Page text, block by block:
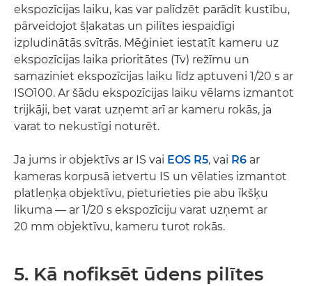
ekspozīcijas laiku, kas var palīdzēt parādīt kustību,
pārveidojot šļakatas un pilītes iespaidīgi
izpludinātās svītrās. Mēģiniet iestatīt kameru uz
ekspozīcijas laika prioritātes (Tv) režīmu un
samaziniet ekspozīcijas laiku līdz aptuveni 1/20 s ar
ISO100. Ar šādu ekspozīcijas laiku vēlams izmantot
trijkāji, bet varat uzņemt arī ar kameru rokās, ja
varat to nekustīgi noturēt.
Ja jums ir objektīvs ar IS vai EOS R5, vai R6 ar
kameras korpusā ietvertu IS un vēlaties izmantot
platleņķa objektīvu, pieturieties pie abu īkšķu
likuma — ar 1/20 s ekspozīciju varat uzņemt ar
20 mm objektīvu, kameru turot rokās.
5. Kā nofiksēt ūdens pilītes